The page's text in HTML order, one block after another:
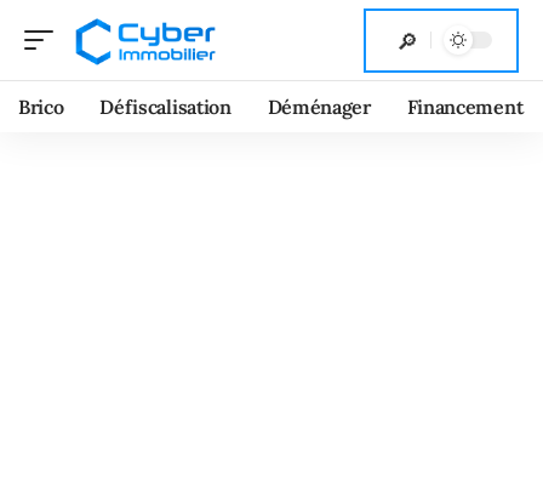
Brico Défiscalisation Déménager Financement